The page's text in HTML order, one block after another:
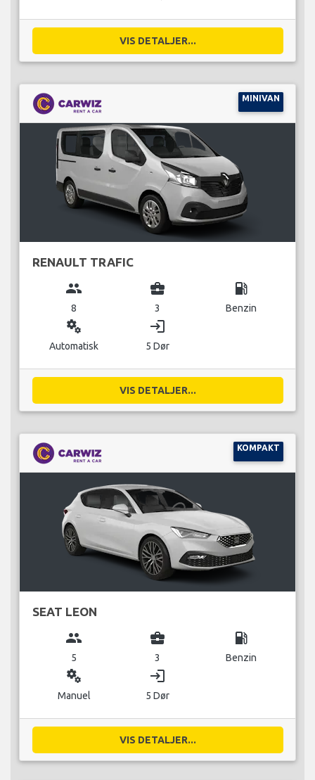
VIS DETALJER...
MINIVAN
RENAULT TRAFIC
group
8
business_center
3
local_gas_station
Benzin
miscellaneous_services
Automatisk
login
5 Dør
VIS DETALJER...
KOMPAKT
SEAT LEON
group
5
business_center
3
local_gas_station
Benzin
miscellaneous_services
Manuel
login
5 Dør
VIS DETALJER...